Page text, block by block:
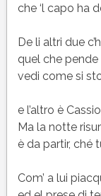
che ‘l capo ha
De li altri due
quel che
vedi come si
e l’altro è
Ma la notte
è da partir, ché
Com’ a lui